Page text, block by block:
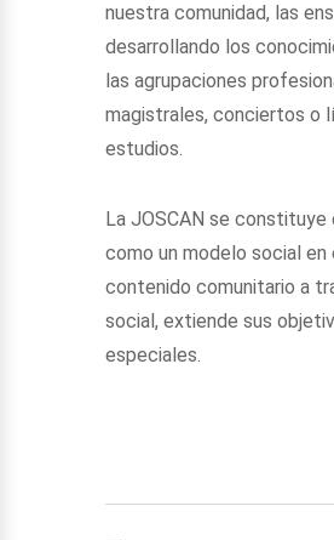
nuestra comunidad, las
desarrollando los
las agrupaciones
magistrales, conciertos o
estudios.
La JOSCAN se
como un modelo social
contenido comunitario a
social, extiende sus
especiales.